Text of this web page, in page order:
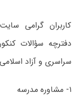
کاربران گرامی
سراسری و آزاد
۱- مشاوره مدرسه